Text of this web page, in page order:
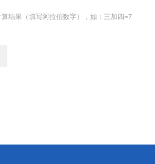
结果（填写阿拉伯数字），如：三加四=7